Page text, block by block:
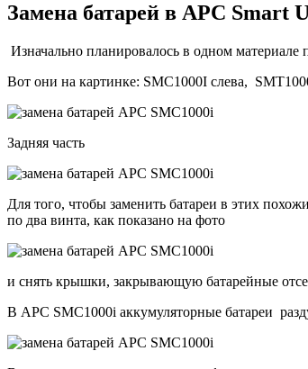
Замена батарей в APC Smart
Изначально планировалось в одном материале
Вот они на картинке: SMС1000I слева,
Задняя часть
Для того, чтобы заменить батареи в этих
по два винта, как показано на фото
и снять крышки, закрывающую батарейные
В APC SMC1000i аккумуляторные батареи